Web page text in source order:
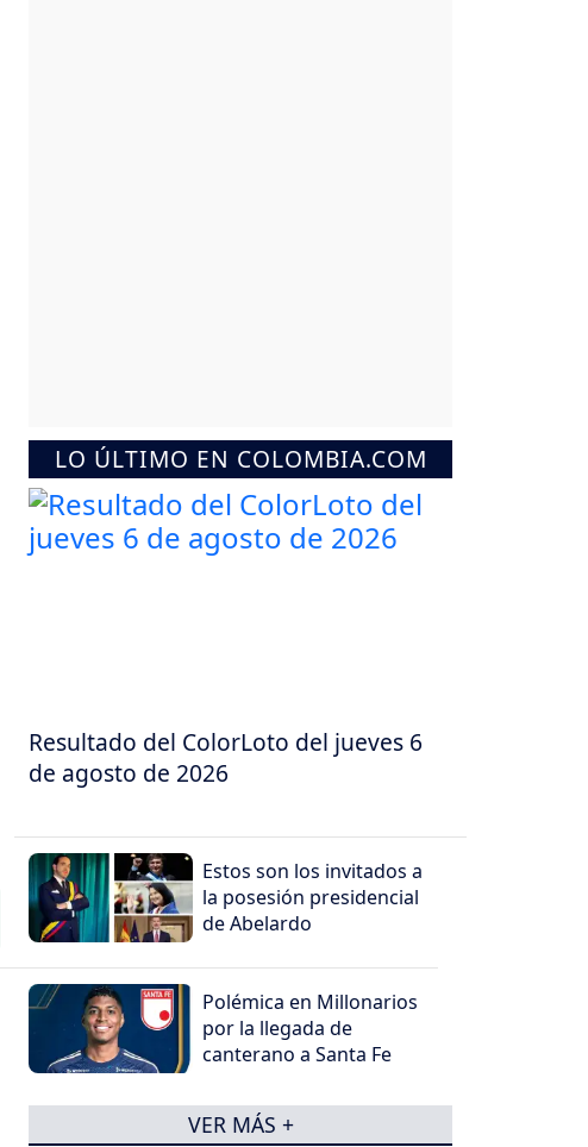
LO ÚLTIMO EN COLOMBIA.COM
Resultado del ColorLoto del jueves 6
de agosto de 2026
Estos son los invitados a
la posesión presidencial
de Abelardo
Polémica en Millonarios
por la llegada de
canterano a Santa Fe
VER MÁS +